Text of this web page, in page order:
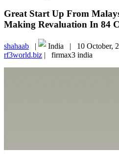
Great Start Up From
Making Revaluation In 84
shahaab | India | 10 October,
rf3world.biz | firmax3 india